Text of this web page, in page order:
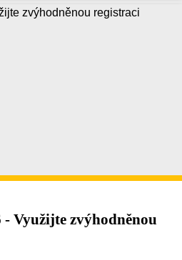
- Využijte zvýhodněnou